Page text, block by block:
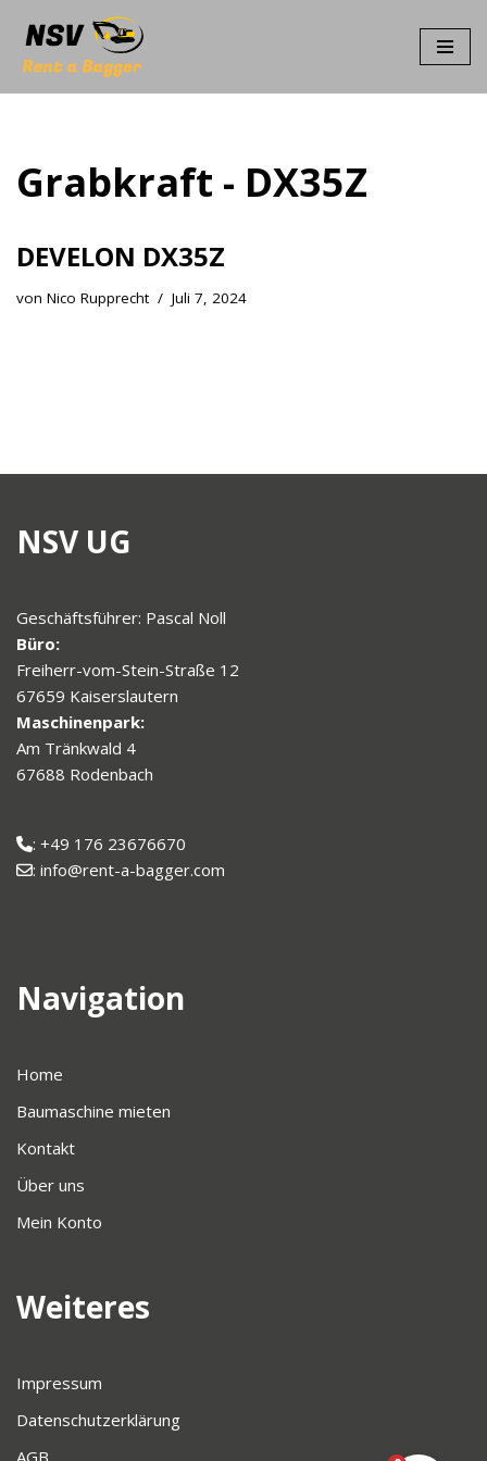
Zum
Grabkraft - DX35Z
DEVELON DX35Z
von Nico Rupprecht Juli 7, 2024
NSV UG
Geschäftsführer: Pascal Noll
Büro:
Freiherr-vom-Stein-Straße 12
67659 Kaiserslautern
Maschinenpark:
Am Tränkwald 4
67688 Rodenbach
: +49 176 23676670
: info@rent-a-bagger.com
Navigation
Home
Baumaschine mieten
Kontakt
Über uns
Mein Konto
Weiteres
Impressum
Datenschutzerklärung